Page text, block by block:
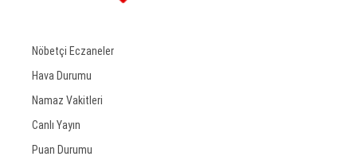
Nöbetçi Eczaneler
Hava Durumu
Namaz Vakitleri
Canlı Yayın
Puan Durumu